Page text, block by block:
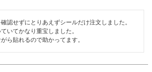
認せずにとりあえずシールだけ注文しました。
いてかなり重宝しました。
ら貼れるので助かってます。